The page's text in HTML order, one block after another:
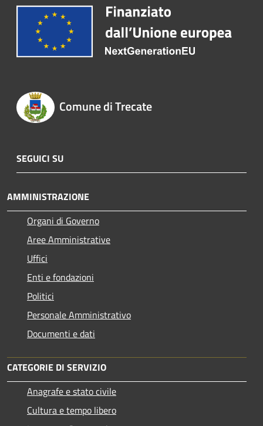
Comune di Trecate
SEGUICI SU
AMMINISTRAZIONE
Organi di Governo
Aree Amministrative
Uffici
Enti e fondazioni
Politici
Personale Amministrativo
Documenti e dati
CATEGORIE DI SERVIZIO
Anagrafe e stato civile
Cultura e tempo libero